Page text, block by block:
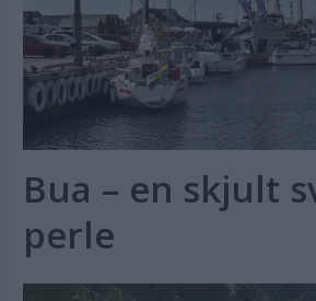
Bua – en skjult
perle